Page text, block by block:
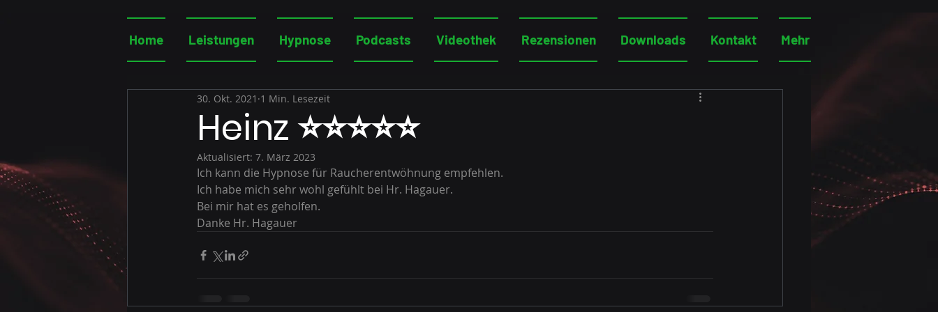
Home Leistungen Hypnose Podcasts Videothek Rezensionen Downloads Kontakt Mehr
Heinz ⭐⭐⭐⭐⭐
30. Okt. 2021 1 Min. Lesezeit
Aktualisiert: 7. März 2023
Ich kann die Hypnose für Raucherentwöhnung empfehlen.
Ich habe mich sehr wohl gefühlt bei Hr. Hagauer.
Bei mir hat es geholfen.
Danke Hr. Hagauer